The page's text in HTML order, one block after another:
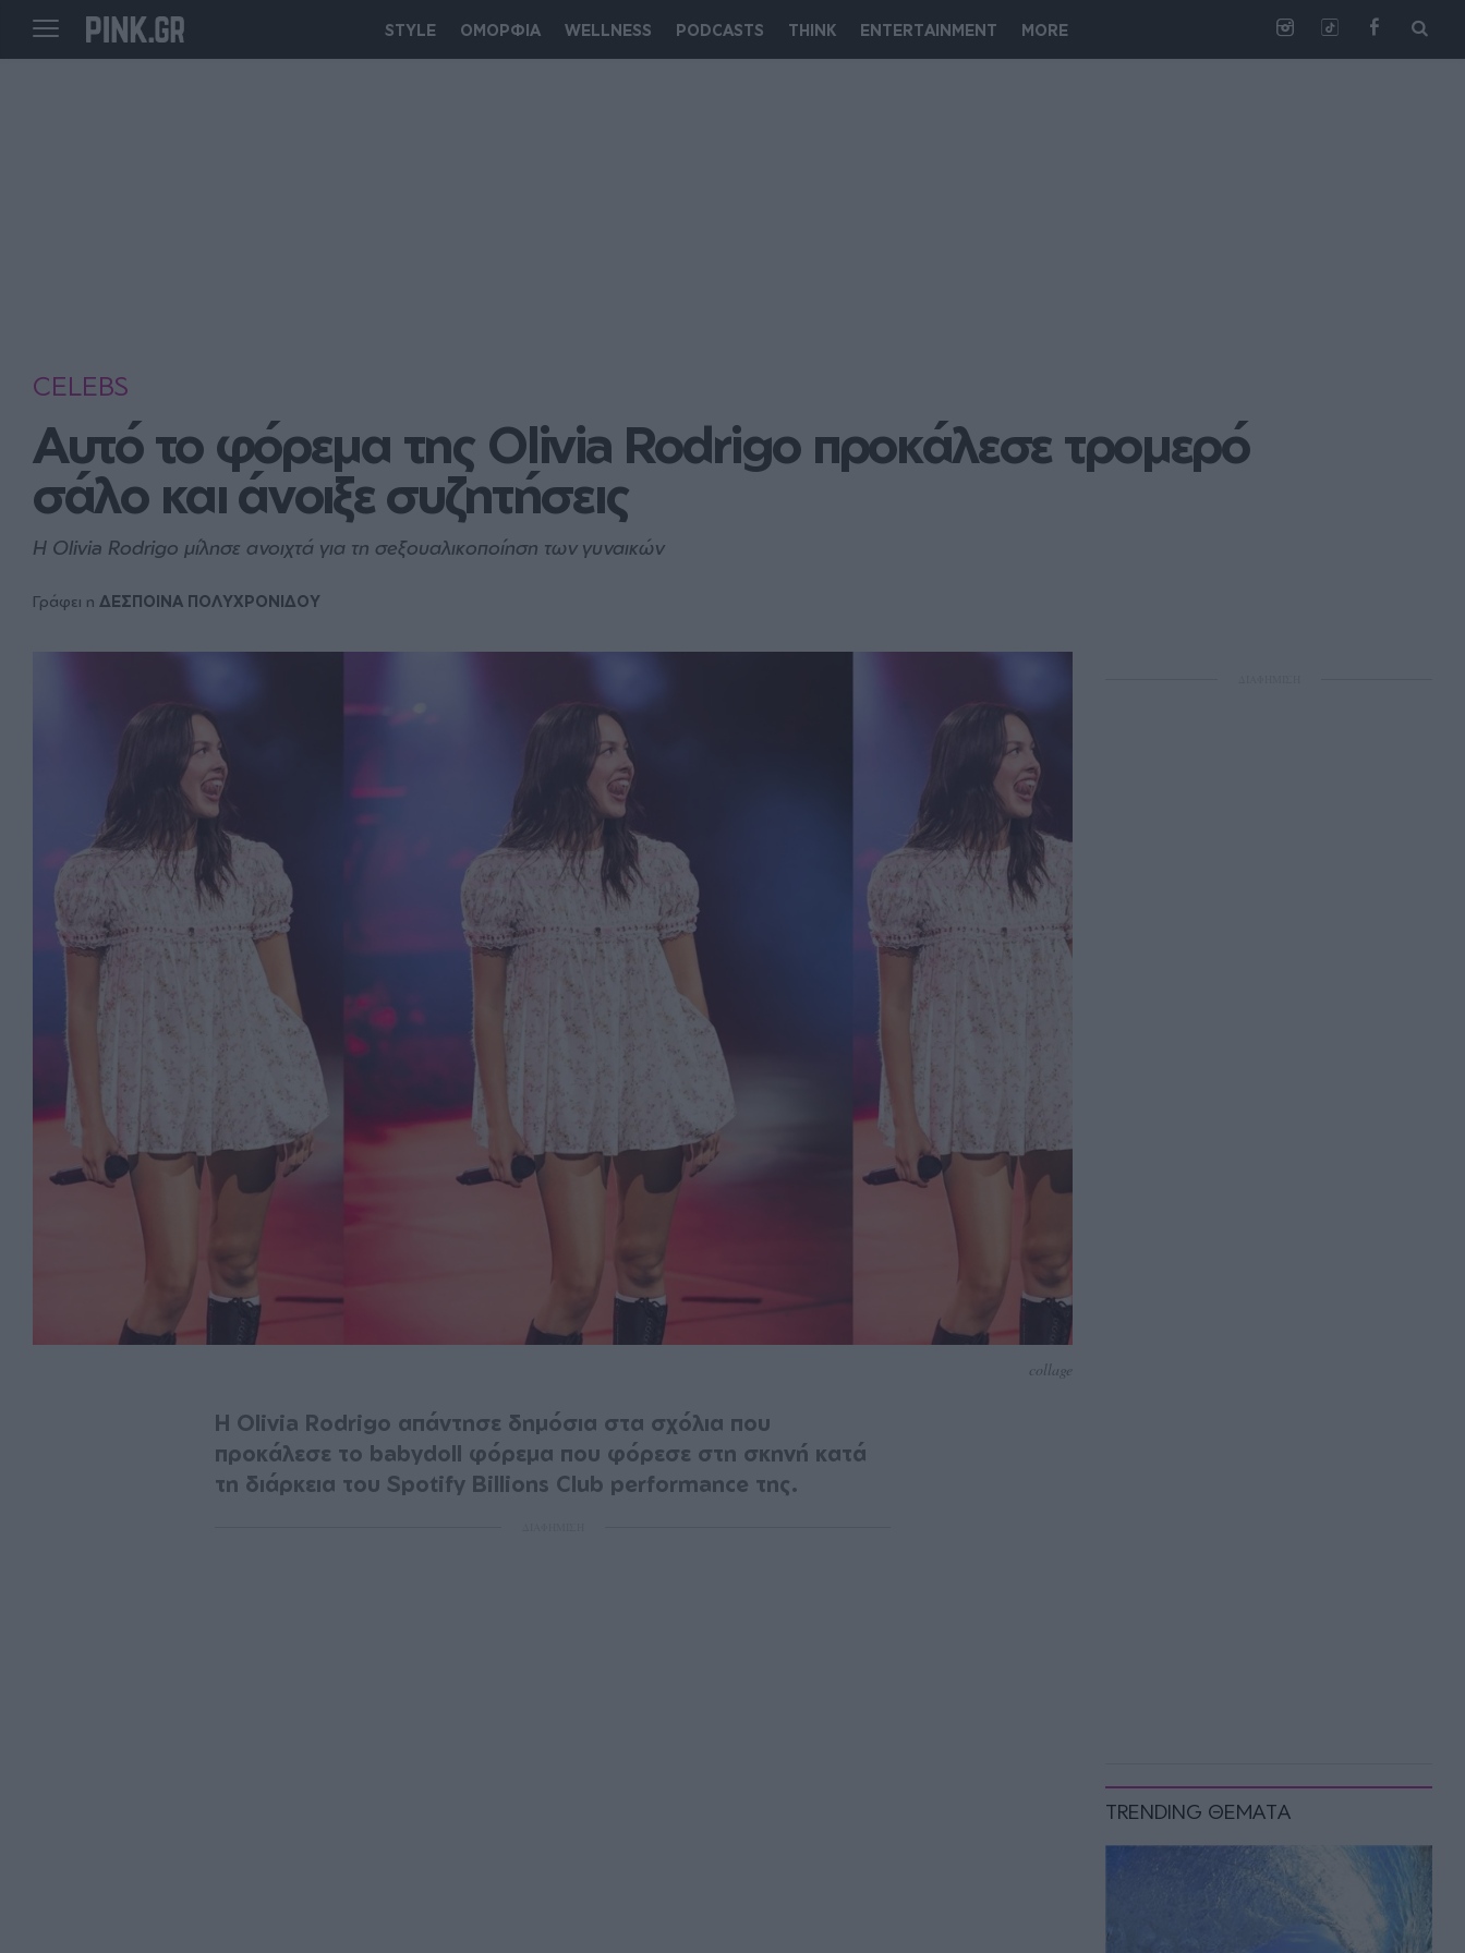
STYLE ΟΜΟΡΦΙΑ WELLNESS PODCASTS THINK ENTERTAINMENT MORE
CELEBS
Αυτό το φόρεμα της Olivia Rodrigo προκάλεσε τρομερό
σάλο και άνοιξε συζητήσεις
Η Olivia Rodrigo μίλησε ανοιχτά για τη σeξουαλικοποίηση των γυναικών
Γράφει η ΔΕΣΠΟΙΝΑ ΠΟΛΥΧΡΟΝΙΔΟΥ
TRENDING ΘΕΜΑΤΑ
collage
Η Olivia Rodrigo απάντησε δημόσια στα σχόλια που
προκάλεσε το babydoll φόρεμα που φόρεσε στη σκηνή κατά
τη διάρκεια του Spotify Billions Club performance της.